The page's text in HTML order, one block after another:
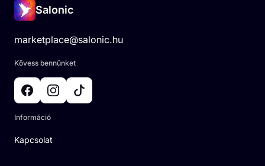
Salonic
marketplace@salonic.hu
Kövess bennünket
Információ
Kapcsolat